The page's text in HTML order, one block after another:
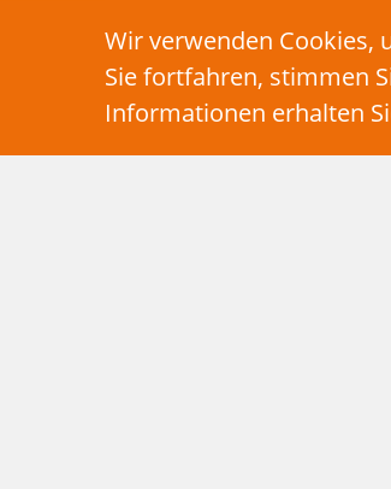
Wir verwenden Cookies,
Sie fortfahren, stimmen
Informationen erhalten